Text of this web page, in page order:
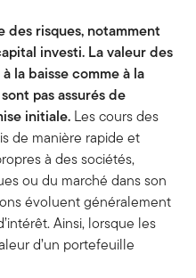
risques, notamment
investi. La valeur des
la baisse comme à la
pas assurés de
initiale. Les cours des
de manière rapide et
à des sociétés,
ou du marché dans son
évoluent généralement
Ainsi, lorsque les
d’un portefeuille